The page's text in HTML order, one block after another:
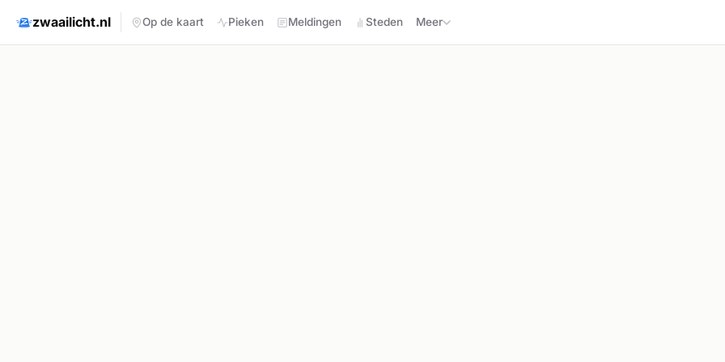
zwaailicht.nl Op de kaart Pieken Meldingen Steden Meer